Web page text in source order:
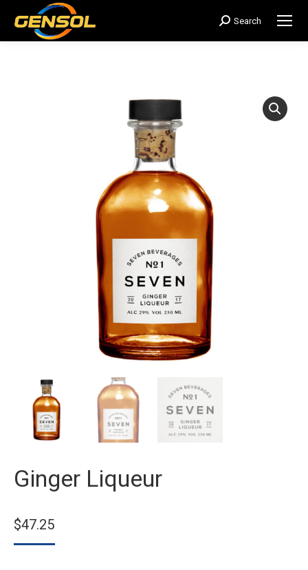
搜
索：
Search
Ginger Liqueur
$47.25